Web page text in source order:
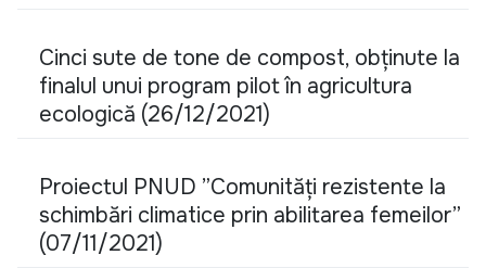
Cinci sute de tone de compost, obținute la
finalul unui program pilot în agricultura
ecologică (26/12/2021)
Proiectul PNUD ”Comunități rezistente la
schimbări climatice prin abilitarea femeilor”
(07/11/2021)